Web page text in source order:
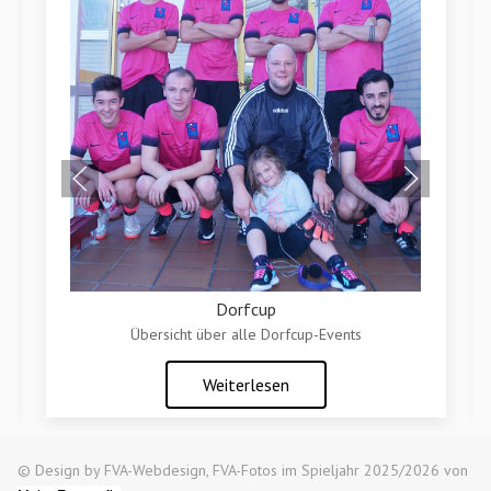
Dorfcup
Übersicht über alle Dorfcup-Events
Weiterlesen
© Design by FVA-Webdesign, FVA-Fotos im Spieljahr 2025/2026 von